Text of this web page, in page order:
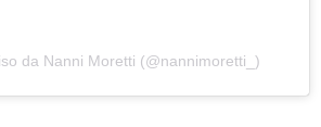
da Nanni Moretti (@nannimoretti_)